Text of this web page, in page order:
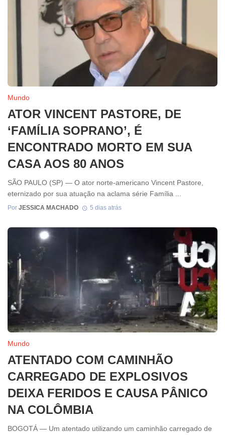
Mundo
ATOR VINCENT PASTORE, DE
‘FAMÍLIA SOPRANO’, É
ENCONTRADO MORTO EM SUA
CASA AOS 80 ANOS
SÃO PAULO (SP) — O ator norte-americano Vincent Pastore,
eternizado por sua atuação na aclama série Família ...
Por JESSICA MACHADO 5 dias atrás
Mundo
ATENTADO COM CAMINHÃO
CARREGADO DE EXPLOSIVOS
DEIXA FERIDOS E CAUSA PÂNICO
NA COLÔMBIA
BOGOTÁ — Um atentado utilizando um caminhão carregado de